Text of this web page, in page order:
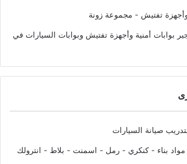
تفتيش - مجموعة زونة
بوابات أمنية وأجهزة تفتيش وبوابات السيارات في
صيانة السيارات
بناء - كنكري - رمل - اسمنت - بلاط - انترولك